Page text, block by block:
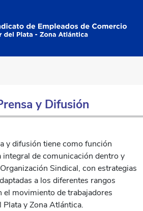
y Difusión
y difusión tiene como función
de comunicación dentro y
Sindical, con estrategias
a los diferentes rangos
movimiento de trabajadores
Plata y Zona Atlántica.